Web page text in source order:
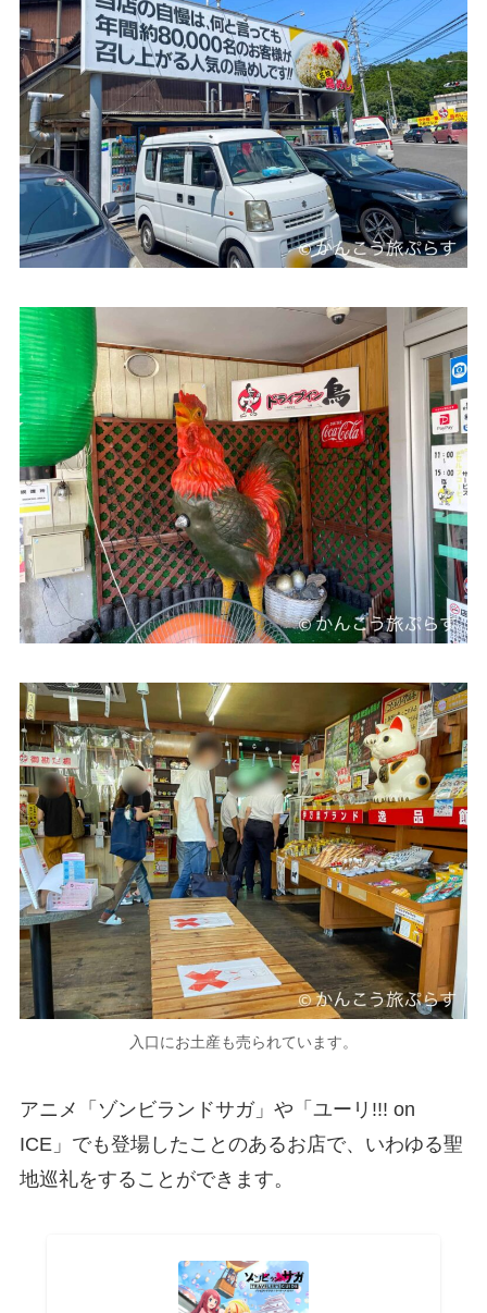
入口にお土産も売られています。
アニメ「ゾンビランドサガ」や「ユーリ!!! on
ICE」でも登場したことのあるお店で、いわゆる聖
地巡礼をすることができます。